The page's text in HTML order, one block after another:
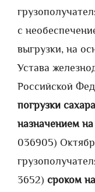
с
выгрузки, на
Устава
Российской
погрузки
назначением
036905)
3652) сроком